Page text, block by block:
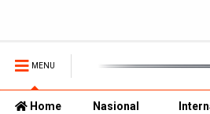
MENU
Home Nasional